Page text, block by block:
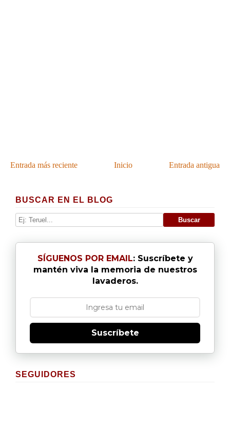
Entrada más reciente Entrada antigua
Inicio
BUSCAR EN EL BLOG
SÍGUENOS POR EMAIL: Suscríbete y
mantén viva la memoria de nuestros
lavaderos.
Suscríbete
SEGUIDORES